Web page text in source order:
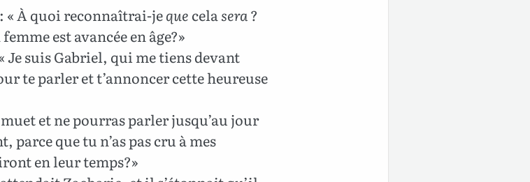
« À quoi reconnaîtrai-jeque celasera?
est avancée en âge?»
Je suis Gabriel, qui me tiens devant
te parler et t’annoncer cette heureuse
et ne pourras parler jusqu’au jour
parce que tu n’as pas cru à mes
en leur temps?»